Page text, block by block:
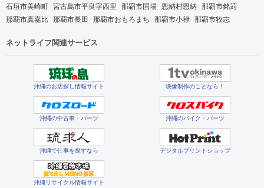
石垣市美崎町 宮古島市平良字西里 那覇市国場 恩納村恩納 那覇市銘苅
那覇市真嘉比 那覇市長田 那覇市おもろまち 那覇市小禄 那覇市牧志
ネットライフ関連サービス
沖縄のお店探し情報サイト 映像制作のことなら！
沖縄の中古車・パーツ 沖縄のバイク・パーツ
沖縄で仕事を探すなら デジタルプリントショップ
沖縄リサイクル情報サイト